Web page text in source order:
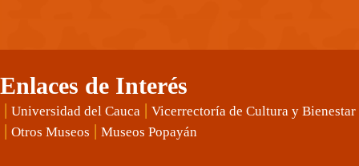
Enlaces de Interés
| Universidad del Cauca | Vicerrectoría de Cultura y Bienestar
| Otros Museos | Museos Popayán